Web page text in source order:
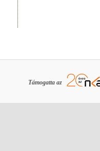
Támogatta az